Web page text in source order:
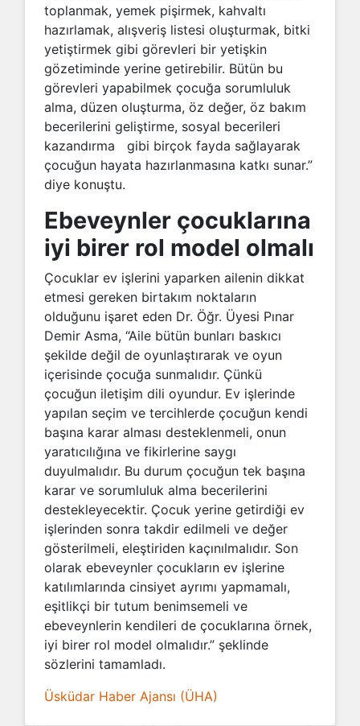
toplanmak, yemek pişirmek, kahvaltı
hazırlamak, alışveriş listesi oluşturmak, bitki
yetiştirmek gibi görevleri bir yetişkin
gözetiminde yerine getirebilir. Bütün bu
görevleri yapabilmek çocuğa sorumluluk
alma, düzen oluşturma, öz değer, öz bakım
becerilerini geliştirme, sosyal becerileri
kazandırma gibi birçok fayda sağlayarak
çocuğun hayata hazırlanmasına katkı sunar.”
diye konuştu.
Ebeveynler çocuklarına
iyi birer rol model olmalı
Çocuklar ev işlerini yaparken ailenin dikkat
etmesi gereken birtakım noktaların
olduğunu işaret eden Dr. Öğr. Üyesi Pınar
Demir Asma, “Aile bütün bunları baskıcı
şekilde değil de oyunlaştırarak ve oyun
içerisinde çocuğa sunmalıdır. Çünkü
çocuğun iletişim dili oyundur. Ev işlerinde
yapılan seçim ve tercihlerde çocuğun kendi
başına karar alması desteklenmeli, onun
yaratıcılığına ve fikirlerine saygı
duyulmalıdır. Bu durum çocuğun tek başına
karar ve sorumluluk alma becerilerini
destekleyecektir. Çocuk yerine getirdiği ev
işlerinden sonra takdir edilmeli ve değer
gösterilmeli, eleştiriden kaçınılmalıdır. Son
olarak ebeveynler çocukların ev işlerine
katılımlarında cinsiyet ayrımı yapmamalı,
eşitlikçi bir tutum benimsemeli ve
ebeveynlerin kendileri de çocuklarına örnek,
iyi birer rol model olmalıdır.” şeklinde
sözlerini tamamladı.
Üsküdar Haber Ajansı (ÜHA)